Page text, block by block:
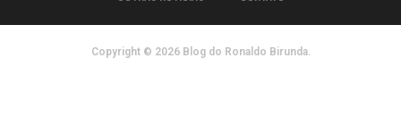
Copyright © 2026 Blog do Ronaldo Birunda.